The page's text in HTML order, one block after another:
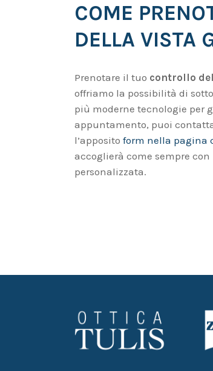
COME
DELLA VISTA
Prenotare il tuo controllo
offriamo la possibilità di
più moderne tecnologie per
appuntamento, puoi
l’apposito form nella pagina
accoglierà come sempre
personalizzata.